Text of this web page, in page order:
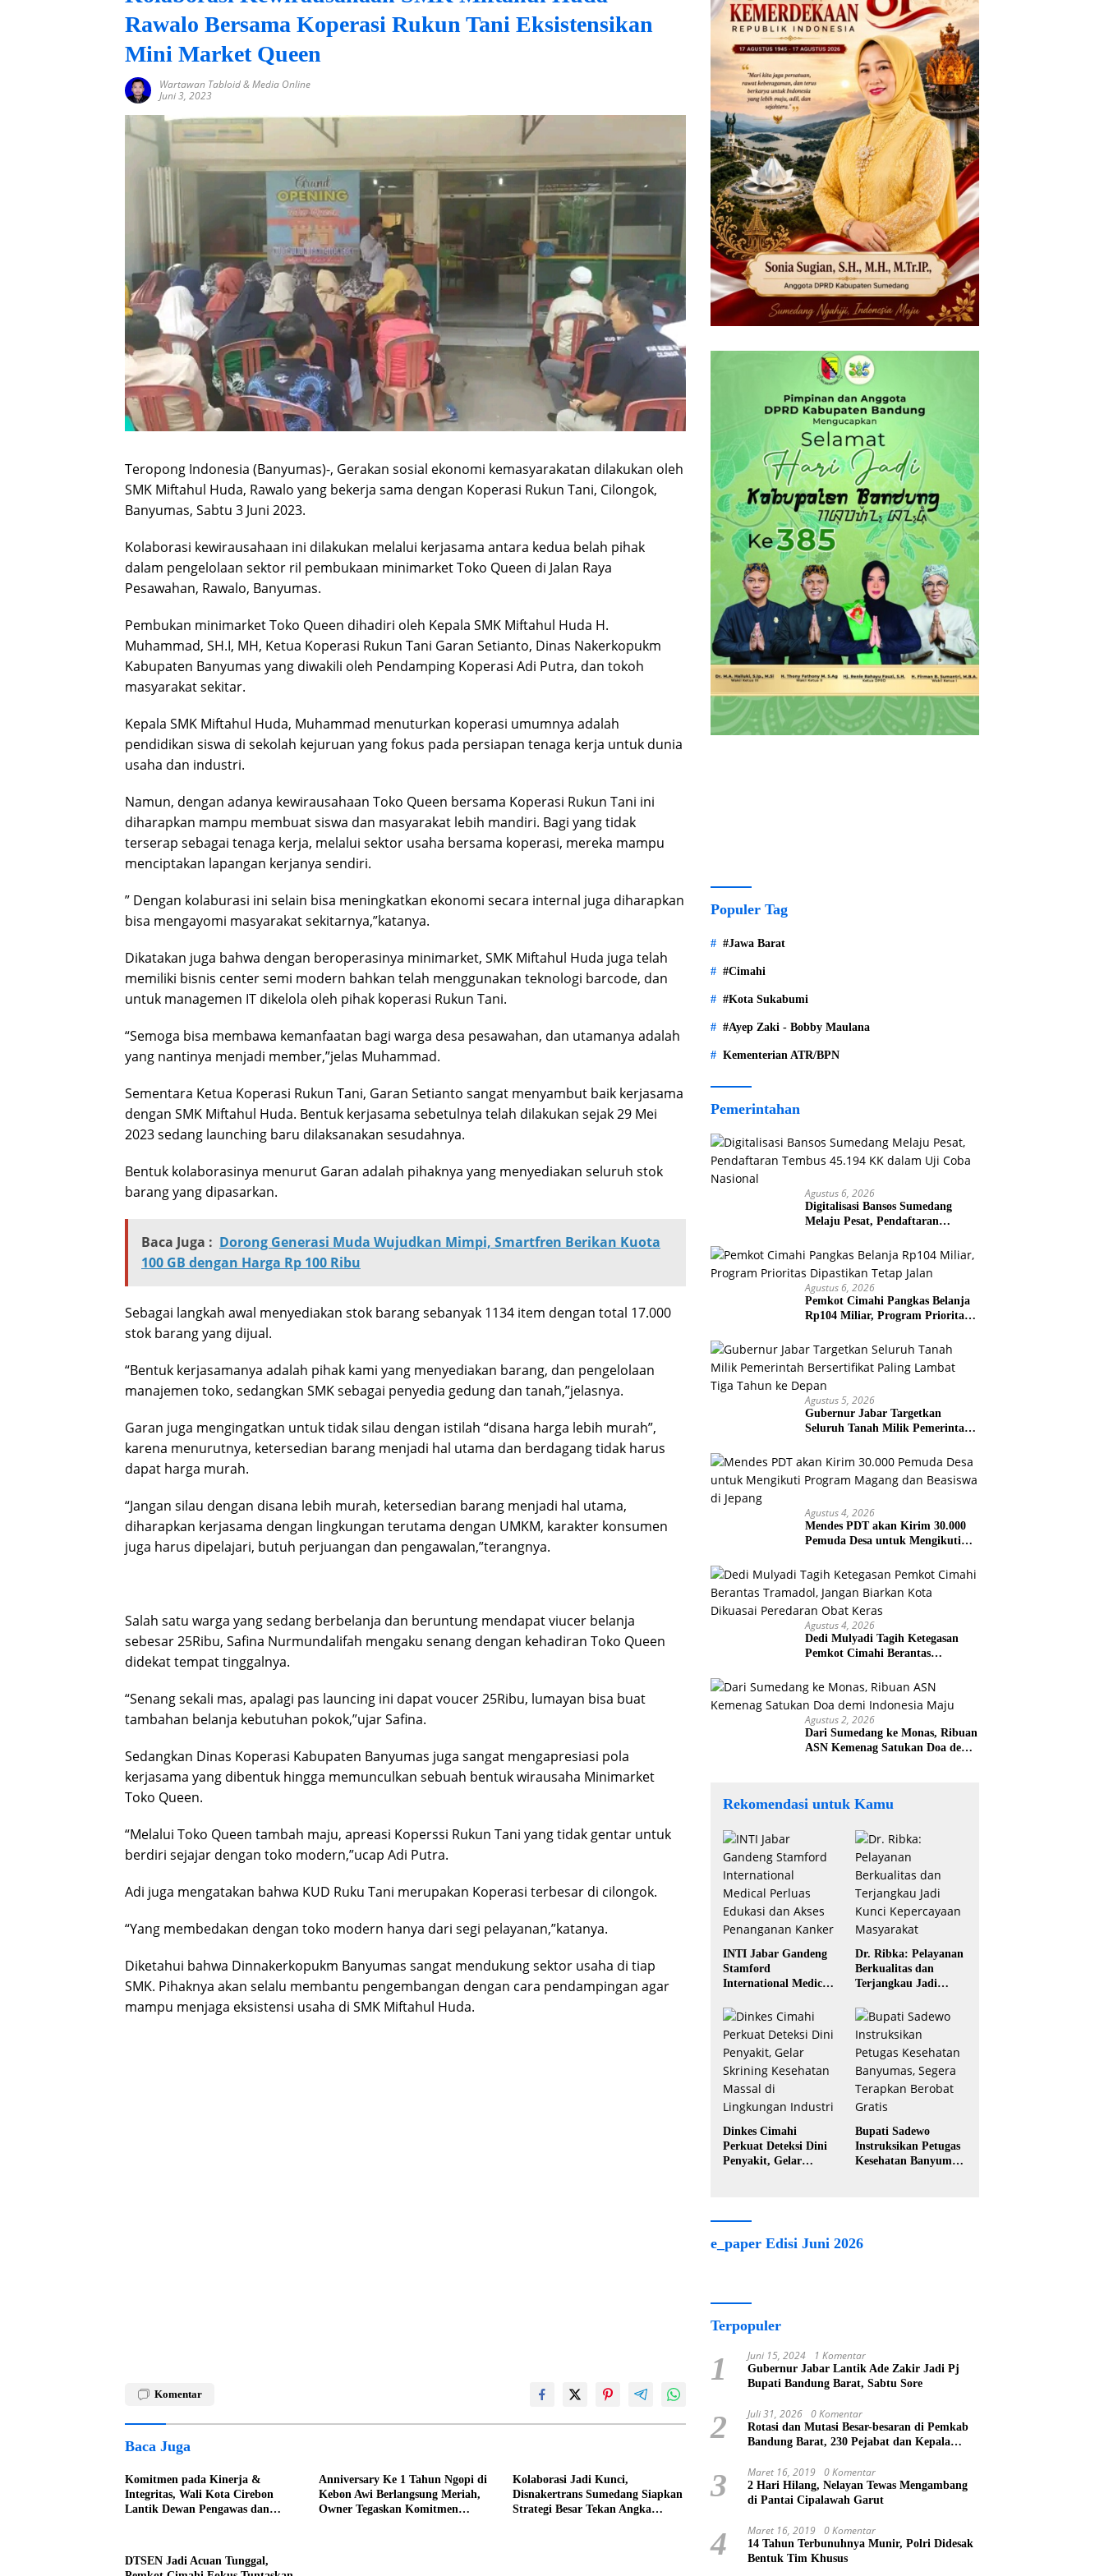
Rawalo Bersama Koperasi Rukun Tani Eksistensikan
Mini Market Queen
Wartawan Tabloid & Media Online
Juni 3, 2023
Teropong Indonesia (Banyumas)-, Gerakan sosial ekonomi kemasyarakatan dilakukan oleh
SMK Miftahul Huda, Rawalo yang bekerja sama dengan Koperasi Rukun Tani, Cilongok,
Banyumas, Sabtu 3 Juni 2023.
Kolaborasi kewirausahaan ini dilakukan melalui kerjasama antara kedua belah pihak
dalam pengelolaan sektor ril pembukaan minimarket Toko Queen di Jalan Raya
Pesawahan, Rawalo, Banyumas.
Pembukan minimarket Toko Queen dihadiri oleh Kepala SMK Miftahul Huda H.
Muhammad, SH.I, MH, Ketua Koperasi Rukun Tani Garan Setianto, Dinas Nakerkopukm
Kabupaten Banyumas yang diwakili oleh Pendamping Koperasi Adi Putra, dan tokoh
masyarakat sekitar.
Kepala SMK Miftahul Huda, Muhammad menuturkan koperasi umumnya adalah
pendidikan siswa di sekolah kejuruan yang fokus pada persiapan tenaga kerja untuk dunia
usaha dan industri.
Namun, dengan adanya kewirausahaan Toko Queen bersama Koperasi Rukun Tani ini
diharapkan mampu membuat siswa dan masyarakat lebih mandiri. Bagi yang tidak
terserap sebagai tenaga kerja, melalui sektor usaha bersama koperasi, mereka mampu
menciptakan lapangan kerjanya sendiri.
” Dengan kolaburasi ini selain bisa meningkatkan ekonomi secara internal juga diharapkan
bisa mengayomi masyarakat sekitarnya,”katanya.
Dikatakan juga bahwa dengan beroperasinya minimarket, SMK Miftahul Huda juga telah
memiliki bisnis center semi modern bahkan telah menggunakan teknologi barcode, dan
untuk managemen IT dikelola oleh pihak koperasi Rukun Tani.
“Semoga bisa membawa kemanfaatan bagi warga desa pesawahan, dan utamanya adalah
yang nantinya menjadi member,”jelas Muhammad.
Sementara Ketua Koperasi Rukun Tani, Garan Setianto sangat menyambut baik kerjasama
dengan SMK Miftahul Huda. Bentuk kerjasama sebetulnya telah dilakukan sejak 29 Mei
2023 sedang launching baru dilaksanakan sesudahnya.
Bentuk kolaborasinya menurut Garan adalah pihaknya yang menyediakan seluruh stok
barang yang dipasarkan.
Baca Juga : Dorong Generasi Muda Wujudkan Mimpi, Smartfren Berikan Kuota
100 GB dengan Harga Rp 100 Ribu
Sebagai langkah awal menyediakan stok barang sebanyak 1134 item dengan total 17.000
stok barang yang dijual.
“Bentuk kerjasamanya adalah pihak kami yang menyediakan barang, dan pengelolaan
manajemen toko, sedangkan SMK sebagai penyedia gedung dan tanah,”jelasnya.
Garan juga mengingatkan untuk tidak silau dengan istilah “disana harga lebih murah”,
karena menurutnya, ketersedian barang menjadi hal utama dan berdagang tidak harus
dapat harga murah.
“Jangan silau dengan disana lebih murah, ketersedian barang menjadi hal utama,
diharapkan kerjasama dengan lingkungan terutama dengan UMKM, karakter konsumen
juga harus dipelajari, butuh perjuangan dan pengawalan,”terangnya.
Salah satu warga yang sedang berbelanja dan beruntung mendapat viucer belanja
sebesar 25Ribu, Safina Nurmundalifah mengaku senang dengan kehadiran Toko Queen
didekat tempat tinggalnya.
“Senang sekali mas, apalagi pas launcing ini dapat voucer 25Ribu, lumayan bisa buat
tambahan belanja kebutuhan pokok,”ujar Safina.
Sedangkan Dinas Koperasi Kabupaten Banyumas juga sangat mengapresiasi pola
kerjasama yang dibentuk hingga memunculkan sebuah bentuk wirausaha Minimarket
Toko Queen.
“Melalui Toko Queen tambah maju, apreasi Koperssi Rukun Tani yang tidak gentar untuk
berdiri sejajar dengan toko modern,”ucap Adi Putra.
Adi juga mengatakan bahwa KUD Ruku Tani merupakan Koperasi terbesar di cilongok.
“Yang membedakan dengan toko modern hanya dari segi pelayanan,”katanya.
Diketahui bahwa Dinnakerkopukm Banyumas sangat mendukung sektor usaha di tiap
SMK. Pihaknya akan selalu membantu pengembangan dengan cara pendampingan agar
mampu menjaga eksistensi usaha di SMK Miftahul Huda.
Komentar
Baca Juga
Komitmen pada Kinerja &
Integritas, Wali Kota Cirebon
Lantik Dewan Pengawas dan
Anniversary Ke 1 Tahun Ngopi di
Kebon Awi Berlangsung Meriah,
Owner Tegaskan Komitmen
Kolaborasi Jadi Kunci,
Disnakertrans Sumedang Siapkan
Strategi Besar Tekan Angka
DTSEN Jadi Acuan Tunggal,
Populer Tag
#Jawa Barat
#Cimahi
#Kota Sukabumi
#Ayep Zaki - Bobby Maulana
Kementerian ATR/BPN
Pemerintahan
Agustus 6, 2026
Digitalisasi Bansos Sumedang
Melaju Pesat, Pendaftaran
Coba Nasional
Agustus 6, 2026
Pemkot Cimahi Pangkas Belanja
Rp104 Miliar, Program Prioritas
Agustus 5, 2026
Gubernur Jabar Targetkan
Seluruh Tanah Milik Pemerintah
Tahun ke Depan
Agustus 4, 2026
Mendes PDT akan Kirim 30.000
Pemuda Desa untuk Mengikuti
Jepang
Agustus 4, 2026
Dedi Mulyadi Tagih Ketegasan
Pemkot Cimahi Berantas
Dikuasai Peredaran Obat Keras
Agustus 2, 2026
Dari Sumedang ke Monas, Ribuan
ASN Kemenag Satukan Doa demi
Rekomendasi untuk Kamu
INTI Jabar Gandeng
Stamford
International Medical
Akses Penanganan
Kanker
Dr. Ribka: Pelayanan
Berkualitas dan
Terjangkau Jadi
Masyarakat
Dinkes Cimahi
Perkuat Deteksi Dini
Penyakit, Gelar
Bupati Sadewo
Instruksikan Petugas
Kesehatan Banyumas,
e_paper Edisi Juni 2026
Terpopuler
1 Juni 15, 2024 1 Komentar
Gubernur Jabar Lantik Ade Zakir Jadi Pj
Bupati Bandung Barat, Sabtu Sore
2 Juli 31, 2026 0 Komentar
Rotasi dan Mutasi Besar-besaran di Pemkab
Bandung Barat, 230 Pejabat dan Kepala
3 Maret 16, 2019 0 Komentar
2 Hari Hilang, Nelayan Tewas Mengambang
di Pantai Cipalawah Garut
4 Maret 16, 2019 0 Komentar
14 Tahun Terbunuhnya Munir, Polri Didesak
Bentuk Tim Khusus